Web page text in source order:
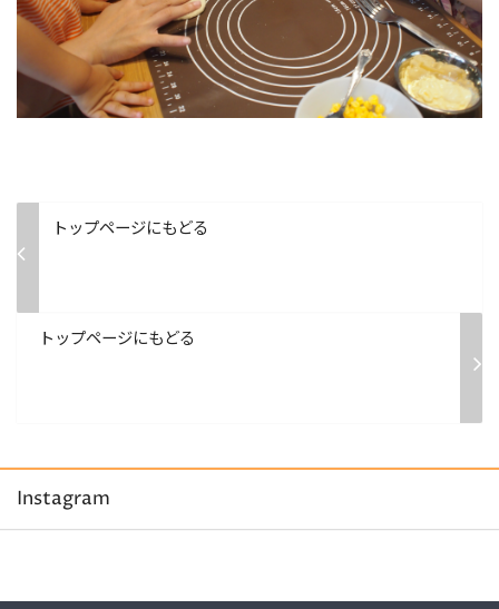
トップページにもどる
トップページにもどる
Instagram